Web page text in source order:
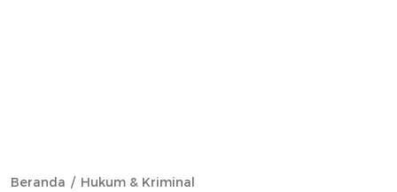
Beranda Hukum & Kriminal